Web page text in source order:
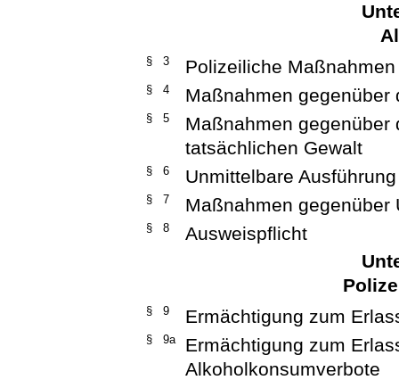
§ 3 Polizeiliche Maßnahmen
§ 4 Maßnahmen gegenüber
§ 5
Maßnahmen gegenüber
tatsächlichen Gewalt
§ 6 Unmittelbare
§ 7 Maßnahmen gegenüber
§ 8
Ausweispflicht
§ 9 Ermächtigung zum
§ 9a
Ermächtigung zum
Alkoholkonsumverbote